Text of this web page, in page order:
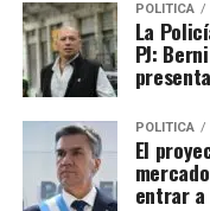
POLITICA
La
PJ:
POLITICA
El
entrar